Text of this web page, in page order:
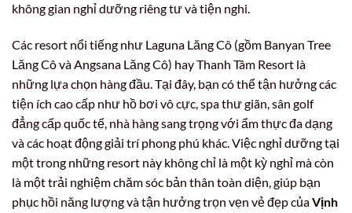
không gian nghỉ dưỡng riêng tư và tiện nghi.
Các resort nổi tiếng như Laguna Lăng Cô (gồm Banyan Tree
Lăng Cô và Angsana Lăng Cô) hay Thanh Tâm Resort là
những lựa chọn hàng đầu. Tại đây, bạn có thể tận hưởng các
tiện ích cao cấp như hồ bơi vô cực, spa thư giãn, sân golf
đẳng cấp quốc tế, nhà hàng sang trọng với ẩm thực đa dạng
và các hoạt động giải trí phong phú khác. Việc nghỉ dưỡng tại
một trong những resort này không chỉ là một kỳ nghỉ mà còn
là một trải nghiệm chăm sóc bản thân toàn diện, giúp bạn
phục hồi năng lượng và tận hưởng trọn vẹn vẻ đẹp củaVịnh